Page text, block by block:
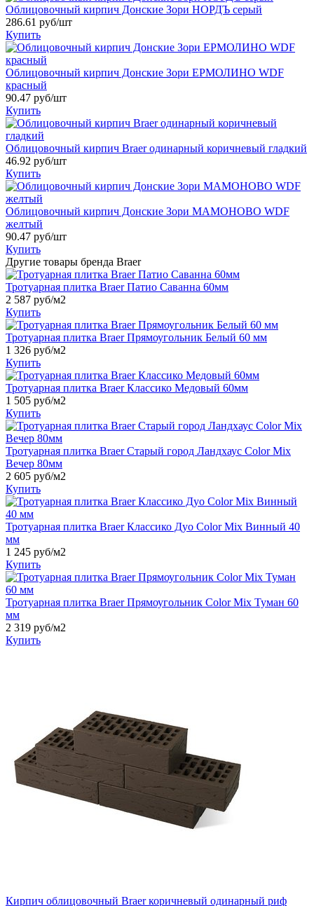
Облицовочный кирпич Донские Зори НОРДЪ серый
286.61 руб/шт
Купить
Облицовочный кирпич Донские Зори ЕРМОЛИНО WDF
красный
90.47 руб/шт
Купить
Облицовочный кирпич Braer одинарный коричневый гладкий
46.92 руб/шт
Купить
Облицовочный кирпич Донские Зори МАМОНОВО WDF
желтый
90.47 руб/шт
Купить
Другие товары бренда Braer
Тротуарная плитка Braer Патио Саванна 60мм
2 587 руб/м2
Купить
Тротуарная плитка Braer Прямоугольник Белый 60 мм
1 326 руб/м2
Купить
Тротуарная плитка Braer Классико Медовый 60мм
1 505 руб/м2
Купить
Тротуарная плитка Braer Старый город Ландхаус Color Mix
Вечер 80мм
2 605 руб/м2
Купить
Тротуарная плитка Braer Классико Дуо Color Mix Винный 40
мм
1 245 руб/м2
Купить
Тротуарная плитка Braer Прямоугольник Color Mix Туман 60
мм
2 319 руб/м2
Купить
Кирпич облицовочный Braer коричневый одинарный риф